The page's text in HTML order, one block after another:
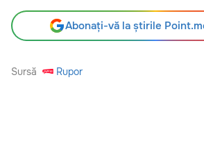
Abonați-vă la știrile
Sursă Rupor